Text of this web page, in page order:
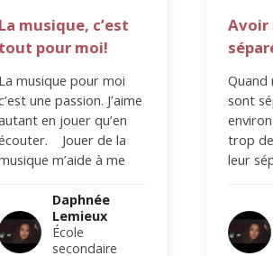
musique, c’est
pour moi!
musique pour moi
une passion. J’aime
en jouer qu’en
Jouer de la
m’aide à me
problèmes,…
Daphnée
Lemieux
École
secondaire
Avoir
Quand
sont
environ
trop
leur